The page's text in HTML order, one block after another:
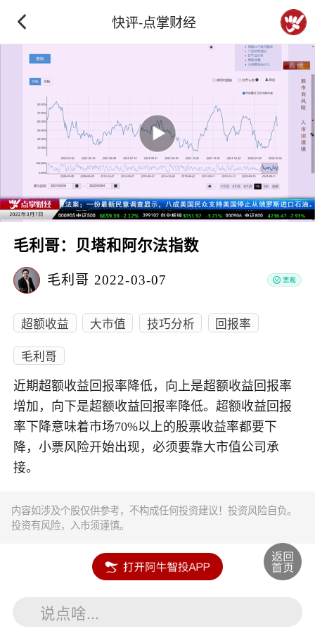
快评-点掌财经
毛利哥：贝塔和阿尔法指数
毛利哥 2022-03-07
超额收益 大市值 技巧分析
回报率
毛利哥
近期超额收益回报率降低，向上是超额收益回报率
增加，向下是超额收益回报率降低。超额收益回报
率下降意味着市场70%以上的股票收益率都要下
降，小票风险开始出现，必须要靠大市值公司承
接。
内容如涉及个股仅供参考，不构成任何投资建议！投资风险自负。
投资有风险，入市须谨慎。
说点啥...